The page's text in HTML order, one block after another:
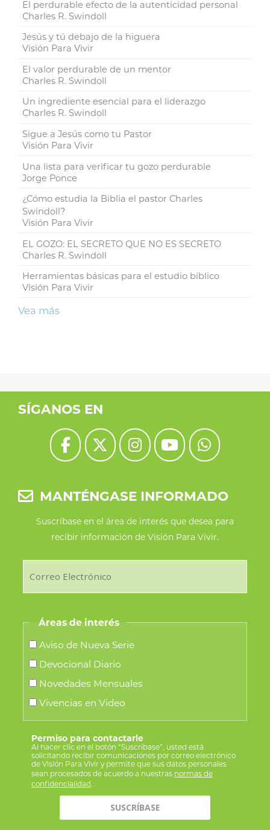
El perdurable efecto de la autenticidad personal
Charles R. Swindoll
Jesús y tú debajo de la higuera
Visión Para Vivir
El valor perdurable de un mentor
Charles R. Swindoll
Un ingrediente esencial para el liderazgo
Charles R. Swindoll
Sigue a Jesús como tu Pastor
Visión Para Vivir
Una lista para verificar tu gozo perdurable
Jorge Ponce
¿Cómo estudia la Biblia el pastor Charles
Swindoll?
Visión Para Vivir
EL GOZO: EL SECRETO QUE NO ES SECRETO
Charles R. Swindoll
Herramientas básicas para el estudio bíblico
Visión Para Vivir
Vea más
SÍGANOS EN
MANTÉNGASE INFORMADO
Suscríbase en el área de interés que desea para
recibir información de Visión Para Vivir.
Áreas de interés
Aviso de Nueva Serie
Devocional Diario
Novedades Mensuales
Vivencias en Video
Permiso para contactarle
Al hacer clic en el botón “Suscríbase”, usted está
solicitando recibir comunicaciones por correo electrónico
de Visión Para Vivir y permite que sus datos personales
sean procesados de acuerdo a nuestras normas de
confidencialidad.